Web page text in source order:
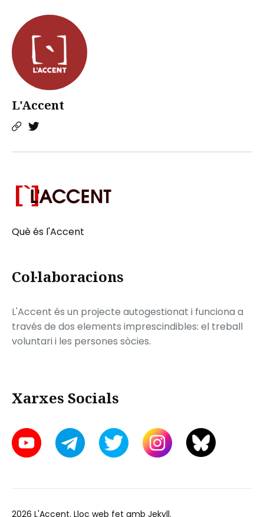
L'Accent
Què és l'Accent
Col·laboracions
L'Accent és un projecte autogestionat i funciona a
través de dos elements imprescindibles: el treball
voluntari i les persones sòcies.
Xarxes Socials
2026 L'Accent. Lloc web fet amb Jekyll.